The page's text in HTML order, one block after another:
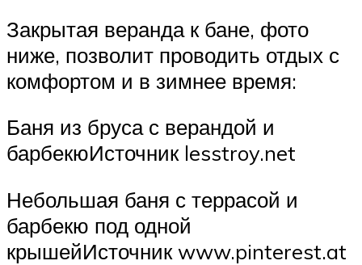
Закрытая веранда к бане, фото
ниже, позволит проводить отдых с
комфортом и в зимнее время:
Баня из бруса с верандой и
барбекюИсточник lesstroy.net
Небольшая баня с террасой и
барбекю под одной
крышейИсточник www.pinterest.at